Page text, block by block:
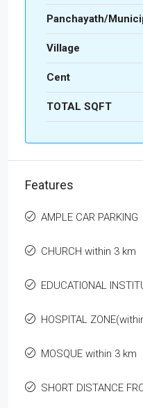
Panchayath/
Village
Cent
TOTAL SQFT
Features
AMPLE CAR PARKING
CHURCH within 3 km
EDUCATIONAL
HOSPITAL
MOSQUE within 3 km
SHORT DISTANCE